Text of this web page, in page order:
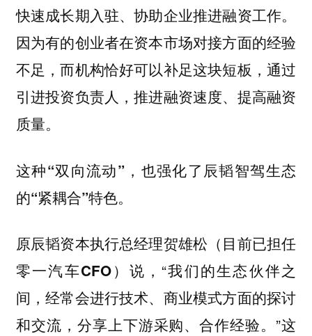
快速成长期入驻、协助企业推进融资工作。
因为有的创业者在资本市场对接方面的经验
不足，而机构恰好可以补足这块短板，通过
引进投资负责人，推进融资速度、提高融资
质量。
这种“双向流动”，也强化了辰韬智驾生态
的“紧耦合”特色。
原辰韬资本执行总经理贺雄松（目前已担任
零一汽车CFO） 说，“我们的生态伙伴之
间，经常会进行技术、商业模式方面的探讨
和交流，分享上下游采购、合作经验。”这